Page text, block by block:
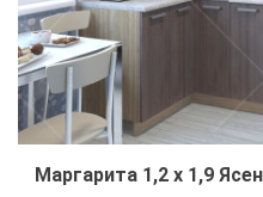
Маргарита 1,2 x 1,9